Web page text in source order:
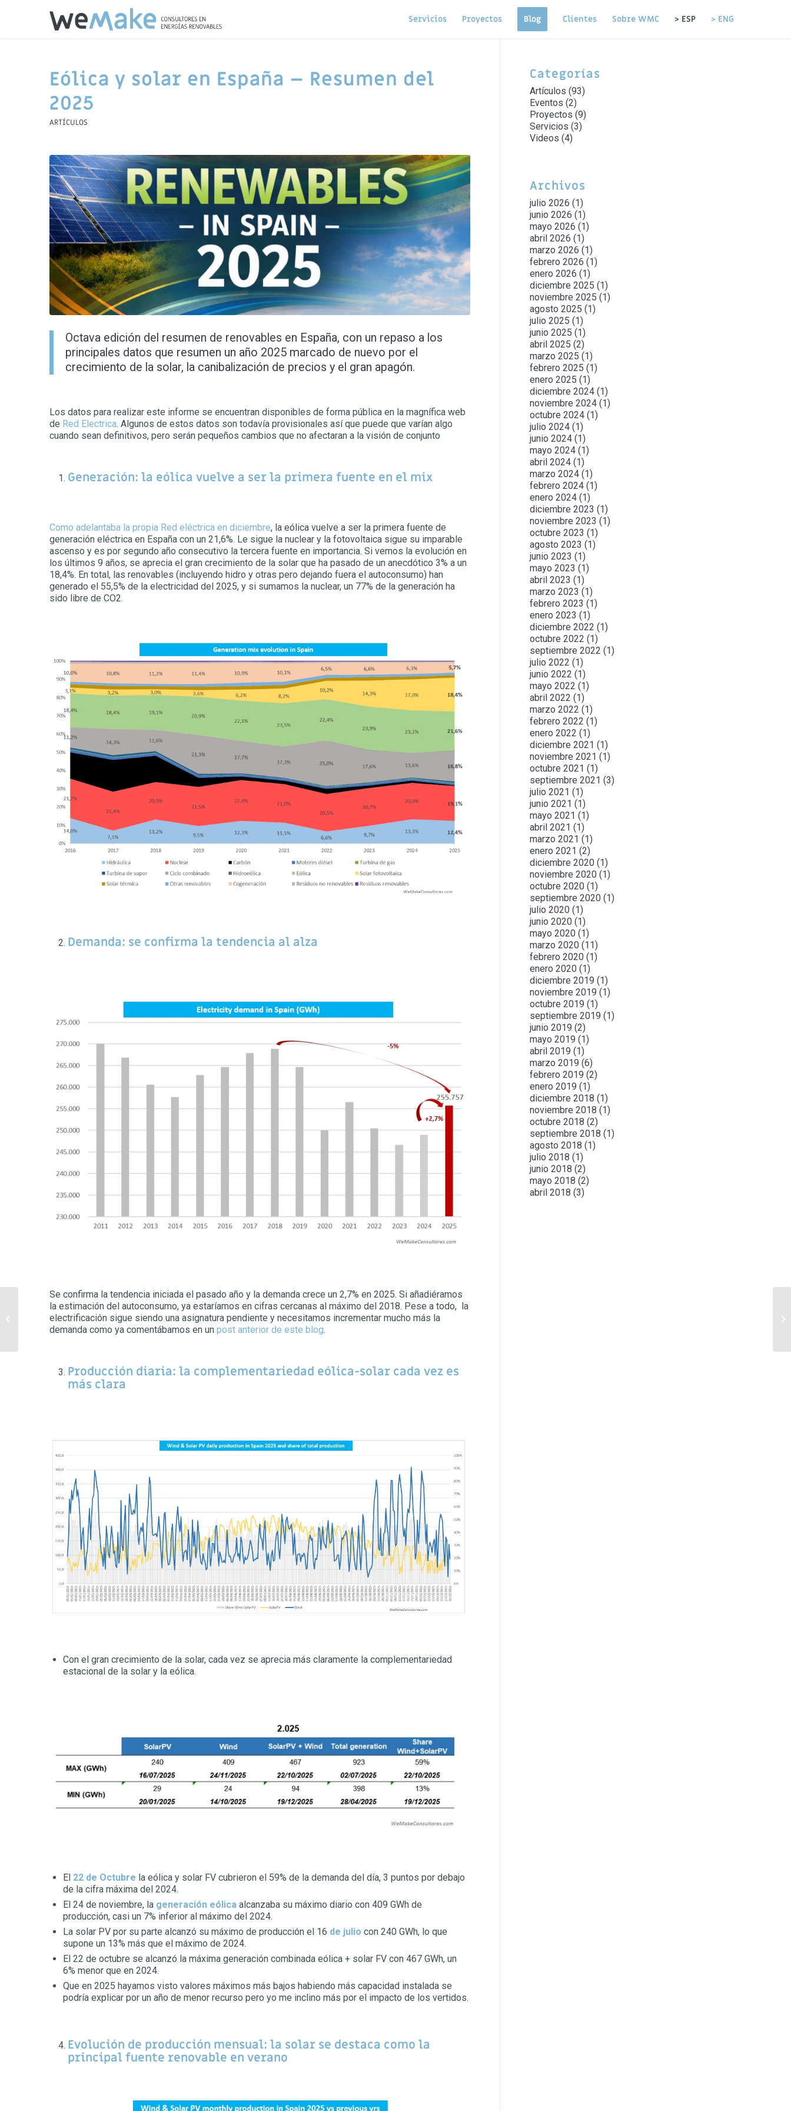
Servicios Proyectos Blog Clientes Sobre WMC > ESP > ENG
Eólica y solar en España – Resumen del
2025
ARTÍCULOS
Octava edición del resumen de renovables en España, con un repaso a los
principales datos que resumen un año 2025 marcado de nuevo por el
crecimiento de la solar, la canibalización de precios y el gran apagón.
Los datos para realizar este informe se encuentran disponibles de forma pública en la magnífica web
de Red Electrica. Algunos de estos datos son todavía provisionales así que puede que varían algo
cuando sean definitivos, pero serán pequeños cambios que no afectaran a la visión de conjunto
Generación: la eólica vuelve a ser la primera fuente en el mix
Como adelantaba la propia Red eléctrica en diciembre, la eólica vuelve a ser la primera fuente de
generación eléctrica en España con un 21,6%. Le sigue la nuclear y la fotovoltaica sigue su imparable
ascenso y es por segundo año consecutivo la tercera fuente en importancia. Si vemos la evolución en
los últimos 9 años, se aprecia el gran crecimiento de la solar que ha pasado de un anecdótico 3% a un
18,4%. En total, las renovables (incluyendo hidro y otras pero dejando fuera el autoconsumo) han
generado el 55,5% de la electricidad del 2025, y si sumamos la nuclear, un 77% de la generación ha
sido libre de CO2.
Demanda: se confirma la tendencia al alza
Se confirma la tendencia iniciada el pasado año y la demanda crece un 2,7% en 2025. Si añadiéramos
la estimación del autoconsumo, ya estaríamos en cifras cercanas al máximo del 2018. Pese a todo, la
electrificación sigue siendo una asignatura pendiente y necesitamos incrementar mucho más la
demanda como ya comentábamos en un post anterior de este blog.
Producción diaria: la complementariedad eólica-solar cada vez es
más clara
Con el gran crecimiento de la solar, cada vez se aprecia más claramente la complementariedad
estacional de la solar y la eólica.
El 22 de Octubre la eólica y solar FV cubrieron el 59% de la demanda del día, 3 puntos por debajo
de la cifra máxima del 2024.
El 24 de noviembre, la generación eólica alcanzaba su máximo diario con 409 GWh de
producción, casi un 7% inferior al máximo del 2024.
La solar PV por su parte alcanzó su máximo de producción el 16 de julio con 240 GWh, lo que
supone un 13% más que el máximo de 2024.
El 22 de octubre se alcanzó la máxima generación combinada eólica + solar FV con 467 GWh, un
6% menor que en 2024.
Que en 2025 hayamos visto valores máximos más bajos habiendo más capacidad instalada se
podría explicar por un año de menor recurso pero yo me inclino más por el impacto de los vertidos.
Evolución de producción mensual: la solar se destaca como la
principal fuente renovable en verano
Categorías
Artículos (93)
Eventos (2)
Proyectos (9)
Servicios (3)
Videos (4)
Archivos
julio 2026 (1)
junio 2026 (1)
mayo 2026 (1)
abril 2026 (1)
marzo 2026 (1)
febrero 2026 (1)
enero 2026 (1)
diciembre 2025 (1)
noviembre 2025 (1)
agosto 2025 (1)
julio 2025 (1)
junio 2025 (1)
abril 2025 (2)
marzo 2025 (1)
febrero 2025 (1)
enero 2025 (1)
diciembre 2024(1)
noviembre 2024(1)
octubre 2024(1)
julio 2024(1)
junio 2024(1)
mayo 2024(1)
abril 2024(1)
marzo 2024(1)
febrero 2024(1)
enero 2024(1)
diciembre 2023 (1)
noviembre 2023 (1)
octubre 2023 (1)
agosto 2023 (1)
junio 2023 (1)
mayo 2023 (1)
abril 2023 (1)
marzo 2023 (1)
febrero 2023 (1)
enero 2023 (1)
diciembre 2022 (1)
octubre 2022 (1)
septiembre 2022 (1)
julio 2022 (1)
junio 2022 (1)
mayo 2022 (1)
abril 2022 (1)
marzo 2022 (1)
febrero 2022 (1)
enero 2022 (1)
diciembre 2021 (1)
noviembre 2021 (1)
octubre 2021 (1)
septiembre 2021 (3)
julio 2021 (1)
junio 2021 (1)
mayo 2021 (1)
abril 2021 (1)
marzo 2021 (1)
enero 2021 (2)
diciembre 2020(1)
noviembre 2020(1)
octubre 2020(1)
septiembre 2020(1)
julio 2020(1)
junio 2020(1)
mayo 2020(1)
marzo 2020(11)
febrero 2020(1)
enero 2020(1)
diciembre 2019 (1)
noviembre 2019 (1)
octubre 2019 (1)
septiembre 2019 (1)
junio 2019 (2)
mayo 2019 (1)
abril 2019 (1)
marzo 2019 (6)
febrero 2019 (2)
enero 2019 (1)
diciembre 2018 (1)
noviembre 2018 (1)
octubre 2018 (2)
septiembre 2018 (1)
agosto 2018 (1)
julio 2018 (1)
junio 2018 (2)
mayo 2018 (2)
abril 2018 (3)
Las torres eólicas más
altas del mundo